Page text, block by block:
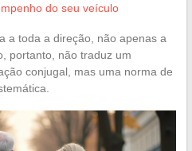
do seu veículo
a toda a direção, não apenas a
portanto, não traduz um
conjugal, mas uma norma de